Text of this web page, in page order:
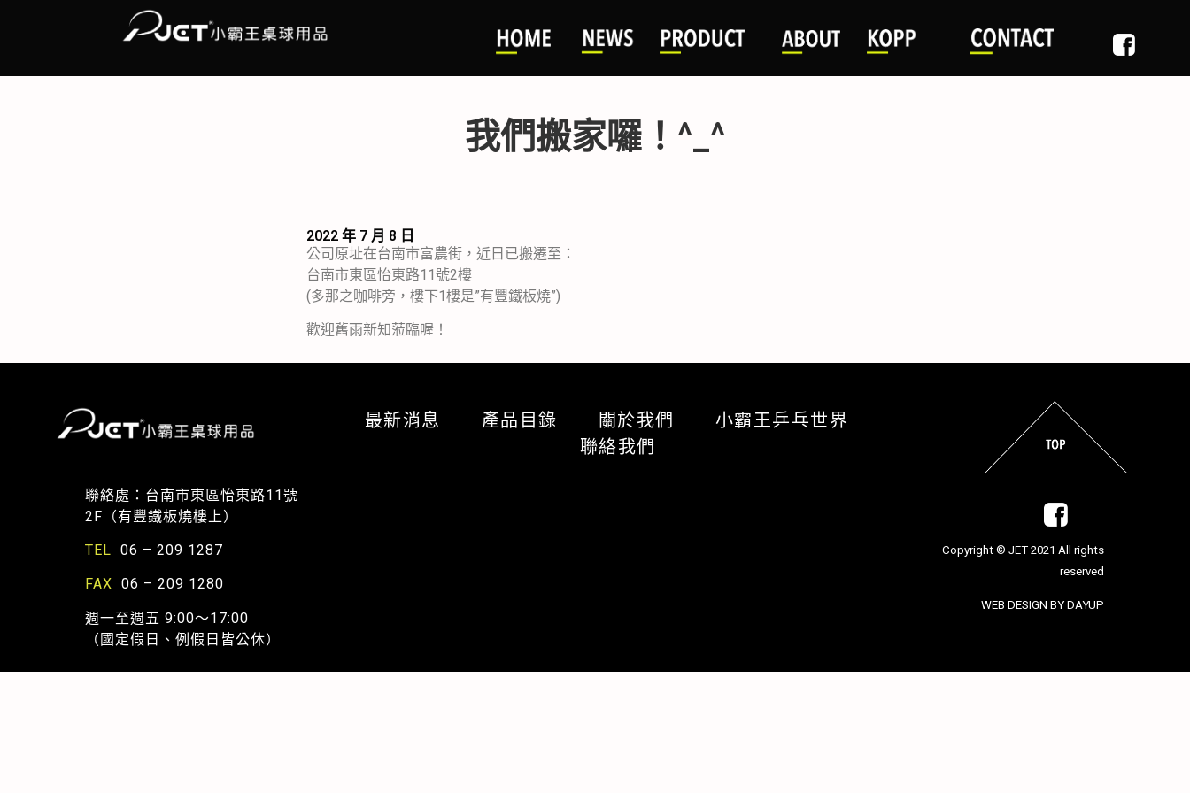
我們搬家囉！^_^
2022 年 7 月 8 日
公司原址在台南市富農街，近日已搬遷至：
台南市東區怡東路11號2樓
(多那之咖啡旁，樓下1樓是”有豐鐵板燒”)
歡迎舊雨新知蒞臨喔！
聯絡處：台南市東區怡東路11號
2F（有豐鐵板燒樓上）
TEL 06 – 209 1287
FAX 06 – 209 1280
週一至週五 9:00～17:00
（國定假日、例假日皆公休）
最新消息 產品目錄 關於我們
小霸王乒乓世界
聯絡我們
Copyright © JET 2021 All rights
reserved
WEB DESIGN BY DAYUP